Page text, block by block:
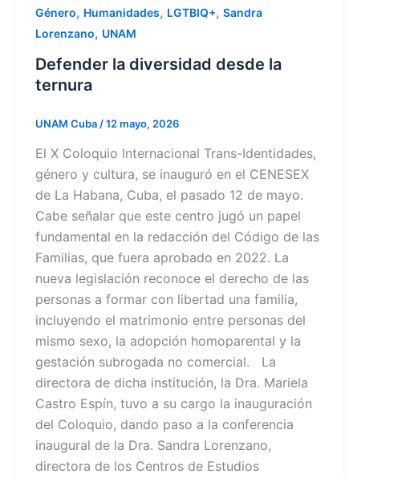
Género, Humanidades, LGTBIQ+, Sandra
Lorenzano, UNAM
Defender la diversidad desde la
ternura
UNAM Cuba /12 mayo, 2026
El X Coloquio Internacional Trans-Identidades,
género y cultura, se inauguró en el CENESEX
de La Habana, Cuba, el pasado 12 de mayo.
Cabe señalar que este centro jugó un papel
fundamental en la redacción del Código de las
Familias, que fuera aprobado en 2022. La
nueva legislación reconoce el derecho de las
personas a formar con libertad una familia,
incluyendo el matrimonio entre personas del
mismo sexo, la adopción homoparental y la
gestación subrogada no comercial. La
directora de dicha institución, la Dra. Mariela
Castro Espín, tuvo a su cargo la inauguración
del Coloquio, dando paso a la conferencia
inaugural de la Dra. Sandra Lorenzano,
directora de los Centros de Estudios